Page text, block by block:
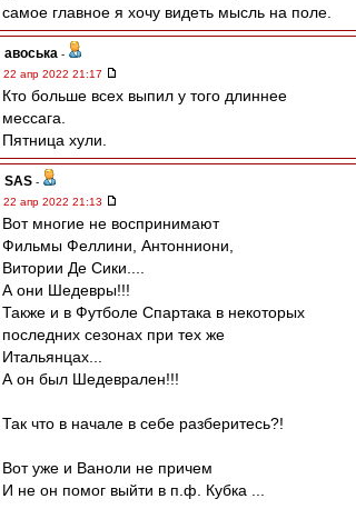
самое главное я хочу видеть мысль на поле.
авоська -
22 апр 2022 21:17
Кто больше всех выпил у того длиннее
мессага.
Пятница хули.
SAS -
22 апр 2022 21:13
Вот многие не воспринимают
Фильмы Феллини, Антонниони,
Витории Де Сики....
А они Шедевры!!!
Также и в Футболе Спартака в некоторых
последних сезонах при тех же
Итальянцах...
А он был Шедеврален!!!
Так что в начале в себе разберитесь?!
Вот уже и Ваноли не причем
И не он помог выйти в п.ф. Кубка ...